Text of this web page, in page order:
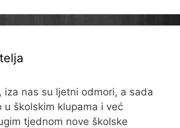
iza nas su ljetni odmori, a sada
u školskim klupama i već
tjednom nove školske